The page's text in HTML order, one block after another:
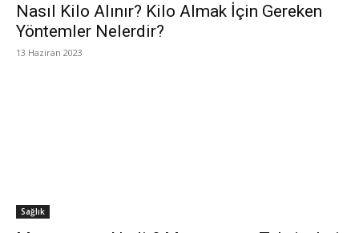
Nasıl Kilo Alınır? Kilo Almak İçin Gereken
Yöntemler Nelerdir?
13 Haziran 2023
Sağlık